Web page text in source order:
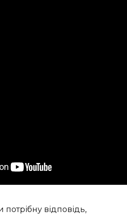
відповідь,